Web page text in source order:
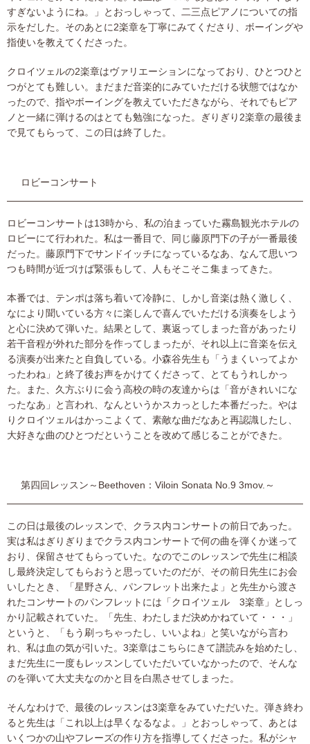
すぎないようにね。」とおっしゃって、二三点ピアノについての指
示をだした。そのあとに2楽章を丁寧にみてくださり、ボーイングや
指使いを教えてくださった。
クロイツェルの2楽章はヴァリエーションになっており、ひとつひと
つがとても難しい。まだまだ音楽的にみていただける状態ではなか
ったので、指やボーイングを教えていただきながら、それでもピア
ノと一緒に弾けるのはとても勉強になった。ぎりぎり2楽章の最後ま
で見てもらって、この日は終了した。
ロビーコンサート
ロビーコンサートは13時から、私の泊まっていた霧島観光ホテルの
ロビーにて行われた。私は一番目で、同じ藤原門下の子が一番最後
だった。藤原門下でサンドイッチになっているなあ、なんて思いつ
つも時間が近づけば緊張もして、人もそこそこ集まってきた。
本番では、テンポは落ち着いて冷静に、しかし音楽は熱く激しく、
なにより聞いている方々に楽しんで喜んでいただける演奏をしよう
と心に決めて弾いた。結果として、裏返ってしまった音があったり
若干音程が外れた部分を作ってしまったが、それ以上に音楽を伝え
る演奏が出来たと自負している。小森谷先生も「うまくいってよか
ったわね」と終了後お声をかけてくださって、とてもうれしかっ
た。また、久方ぶりに会う高校の時の友達からは「音がきれいにな
ったなあ」と言われ、なんというかスカっとした本番だった。やは
りクロイツェルはかっこよくて、素敵な曲だなあと再認識したし、
大好きな曲のひとつだということを改めて感じることができた。
第四回レッスン～Beethoven：Viloin Sonata No.9 3mov.～
この日は最後のレッスンで、クラス内コンサートの前日であった。
実は私はぎりぎりまでクラス内コンサートで何の曲を弾くか迷って
おり、保留させてもらっていた。なのでこのレッスンで先生に相談
し最終決定してもらおうと思っていたのだが、その前日先生にお会
いしたとき、「星野さん、パンフレット出来たよ」と先生から渡さ
れたコンサートのパンフレットには「クロイツェル 3楽章」としっ
かり記載されていた。「先生、わたしまだ決めかねていて・・・」
というと、「もう刷っちゃったし、いいよね」と笑いながら言わ
れ、私は血の気が引いた。3楽章はこちらにきて譜読みを始めたし、
まだ先生に一度もレッスンしていただいていなかったので、そんな
のを弾いて大丈夫なのかと目を白黒させてしまった。
そんなわけで、最後のレッスンは3楽章をみていただいた。弾き終わ
ると先生は「これ以上は早くなるなよ。」とおっしゃって、あとは
いくつかの山やフレーズの作り方を指導してくださった。私がシャ